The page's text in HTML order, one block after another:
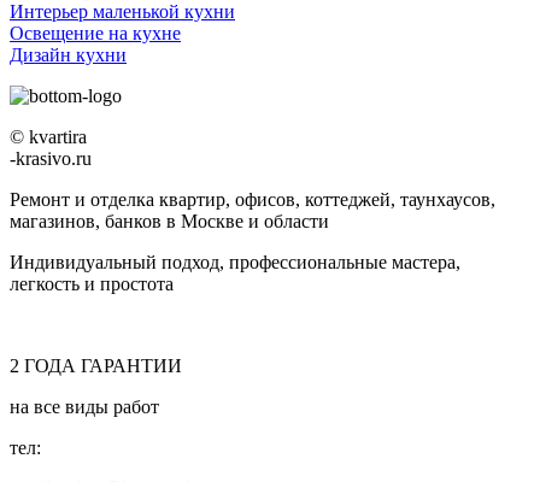
Интерьер маленькой кухни
Освещение на кухне
Дизайн кухни
© kvartira
-krasivo.ru
Ремонт и отделка квартир, офисов, коттеджей, таунхаусов,
магазинов, банков в Москве и области
Индивидуальный подход, профессиональные мастера,
легкость и простота
2 ГОДА ГАРАНТИИ
на все виды работ
тел: